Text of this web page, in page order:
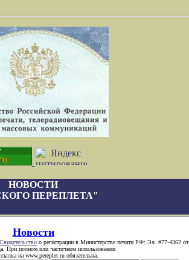
НОВОСТИ
ПЕРЕПЛЕТА"
Новости
Свидетельство о регистрации в Министерстве печати РФ: Эл. #77-4362 от
При полном или частичном использовании
на www.pereplet.ru обязательна.